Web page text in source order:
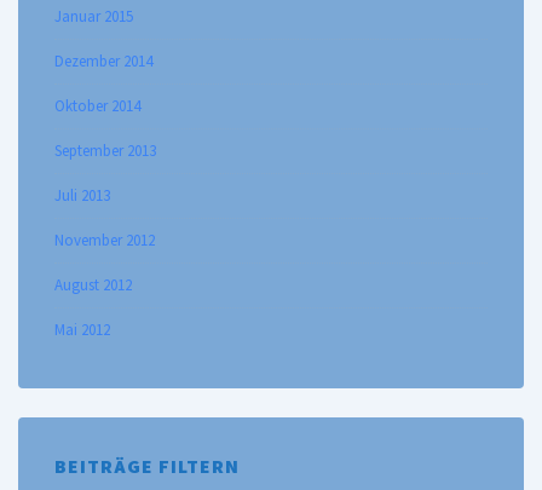
Januar 2015
Dezember 2014
Oktober 2014
September 2013
Juli 2013
November 2012
August 2012
Mai 2012
BEITRÄGE FILTERN